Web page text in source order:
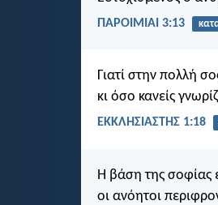
ΠΑΡΟΙΜΙΑΙ 3:13
Γιατί στην πολλή
κι όσο κανείς
ΕΚΚΛΗΣΙΑΣΤΗΣ 1:18
Η βάση της σοφίας
οι ανόητοι